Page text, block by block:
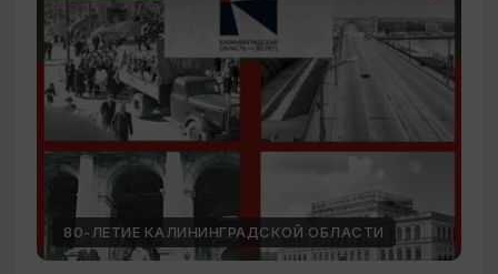
80-ЛЕТИЕ КАЛИНИНГРАДСКОЙ ОБЛАСТИ